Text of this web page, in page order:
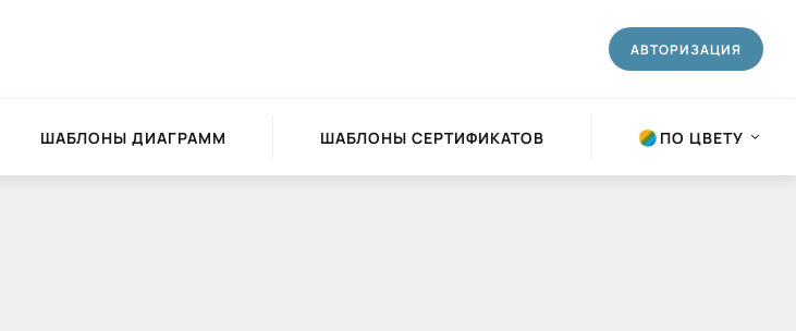
АВТОРИЗАЦИЯ
ШАБЛОНЫ ДИАГРАММ ШАБЛОНЫ СЕРТИФИКАТОВ ПО ЦВЕТУ